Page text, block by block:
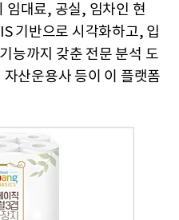
임대료, 공실, 임차인 현
기반으로 시각화하고, 입
능까지 갖춘 전문 분석 도
산운용사 등이 이 플랫폼